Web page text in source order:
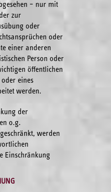
– nur mit
zur
oder
oder
einer anderen
Person oder
öffentlichen
oder eines
werden.
der
o.g.
werden
Einschränkung